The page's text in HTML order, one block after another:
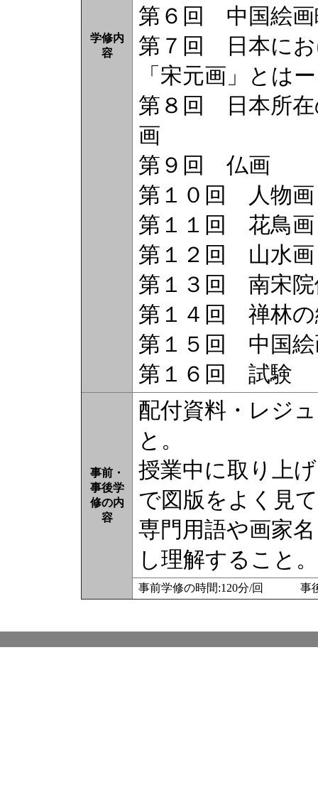
学修内
容
第６回 中国絵
第７回 日本に
「宋元画」とはー
第８回 日本所在
画
第９回 仏画
第１０回 人物画
第１１回 花鳥画
第１２回 山水画
第１３回 南宋院
第１４回 禅林の
第１５回 中国
第１６回 試験
事前・
事後学
修の内
容
配付資料・レジ
と。
授業中に取り上
で図版をよく見
専門用語や画家
し理解すること。
事前学修の時間:120分/回 事後